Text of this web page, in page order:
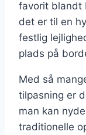
favorit blandt
det er til en
festlig
plads på
Med så
tilpasning er
man kan
traditionelle